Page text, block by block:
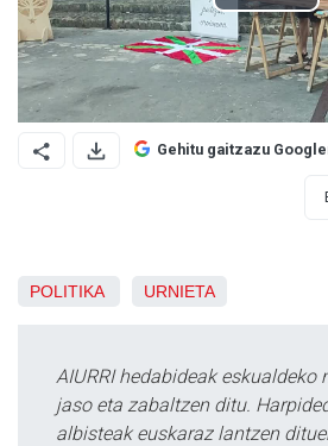
Gehitu gaitzazu
POLITIKA URNIETA
AIURRI hedabideak eskualdeko
jaso eta zabaltzen ditu.
albisteak euskaraz lantzen